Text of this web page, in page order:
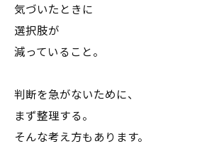
気づいたときに
選択肢が
減っていること。
判断を急がないために、
まず整理する。
そんな考え方もあります。